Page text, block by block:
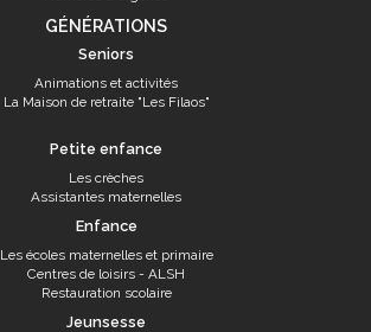
GÉNÉRATIONS
Seniors
Animations et activités
La Maison de retraite "Les Filaos"
Petite enfance
Les crèches
Assistantes maternelles
Enfance
Les écoles maternelles et primaire
Centres de loisirs - ALSH
Restauration scolaire
Jeunsesse